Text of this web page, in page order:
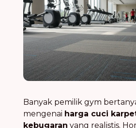
Banyak pemilik gym
mengenai harga cuci
kebugaran yang realistis.